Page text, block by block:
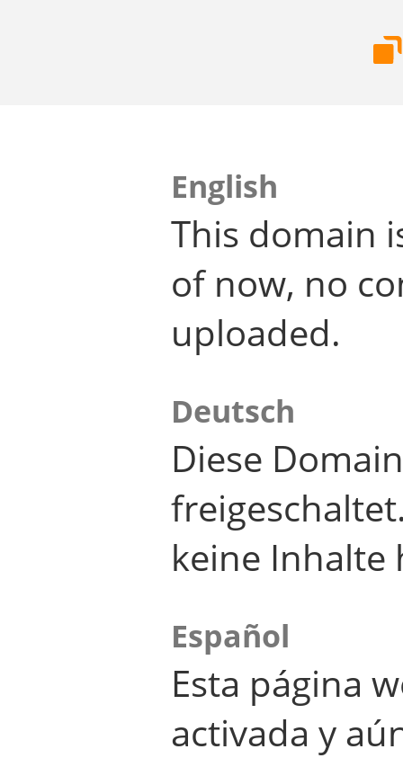
English
This domain
of now, no
uploaded.
Deutsch
Diese
keine Inhalte
Español
Esta página
activada y